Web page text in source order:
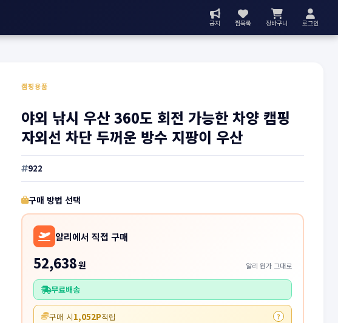
공지 찜목록 장바구니 로그인
캠핑용품
야외 낚시 우산 360도 회전 가능한 차양 캠핑
자외선 차단 두꺼운 방수 지팡이 우산
922
구매 방법 선택
알리에서 직접 구매
52,638원 알리 원가 그대로
무료배송
구매 시1,052P적립 ?